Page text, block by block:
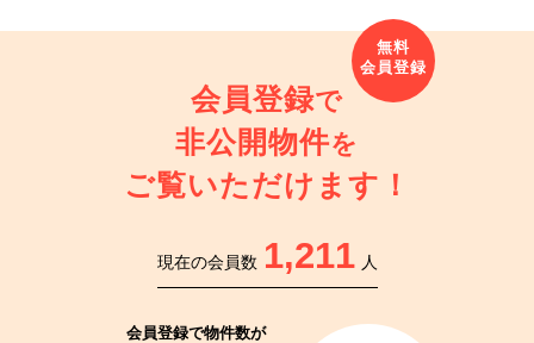
会員登録で
非公開物件を
ご覧いただけます！
現在の会員数 1,211 人
会員登録で物件数が